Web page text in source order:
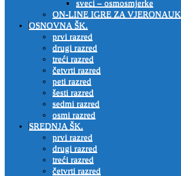
sveci – osmosmjerke
ON-LINE IGRE ZA VJERONAUK
OSNOVNA ŠK.
prvi razred
drugi razred
treći razred
četvrti razred
peti razred
šesti razred
sedmi razred
osmi razred
SREDNJA ŠK.
prvi razred
drugi razred
treći razred
četvrti razred